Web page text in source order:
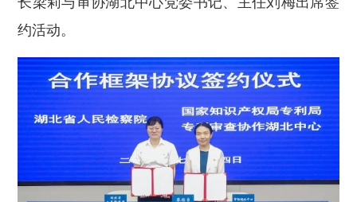
约活动。